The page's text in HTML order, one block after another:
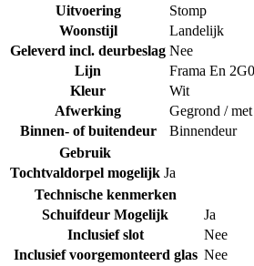
Uitvoering
Stomp
Woonstijl
Landelijk
Geleverd incl. deurbeslag Nee
Lijn
Frama En
Kleur
Wit
Afwerking
Gegrond /
Binnen- of buitendeur
Binnendeur
Gebruik
Tochtvaldorpel mogelijk Ja
Technische kenmerken
Schuifdeur Mogelijk
Ja
Inclusief slot
Nee
Inclusief voorgemonteerd glas Nee